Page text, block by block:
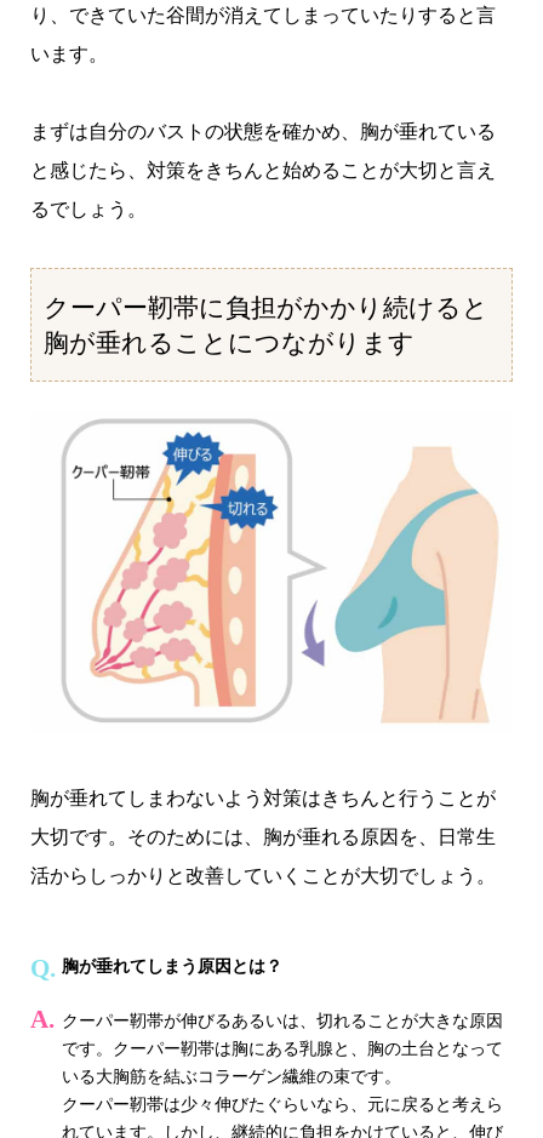
り、できていた谷間が消えてしまっていたりすると言
います。
まずは自分のバストの状態を確かめ、胸が垂れている
と感じたら、対策をきちんと始めることが大切と言え
るでしょう。
クーパー靭帯に負担がかかり続けると
胸が垂れることにつながります
胸が垂れてしまわないよう対策はきちんと行うことが
大切です。そのためには、胸が垂れる原因を、日常生
活からしっかりと改善していくことが大切でしょう。
胸が垂れてしまう原因とは？
クーパー靭帯が伸びるあるいは、切れることが大きな原因
です。クーパー靭帯は胸にある乳腺と、胸の土台となって
いる大胸筋を結ぶコラーゲン繊維の束です。
クーパー靭帯は少々伸びたぐらいなら、元に戻ると考えら
れています。しかし、継続的に負担をかけていると、伸び